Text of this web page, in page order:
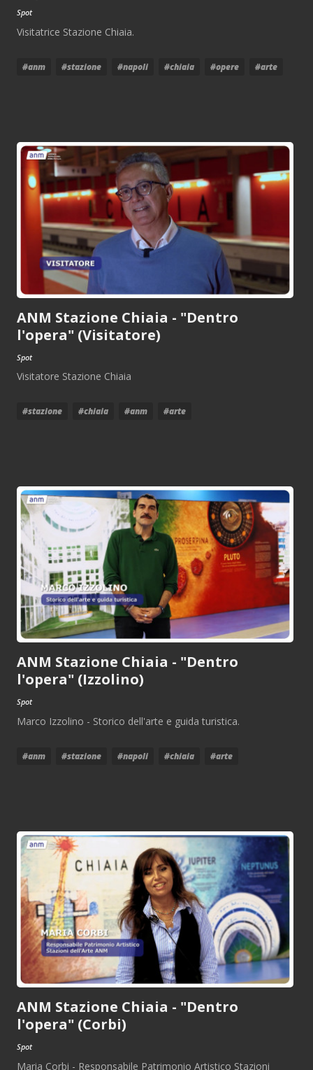
Spot
Visitatrice Stazione Chiaia.
#anm #stazione #napoli #chiaia #opere #arte
ANM Stazione Chiaia - "Dentro
l'opera" (Visitatore)
Spot
Visitatore Stazione Chiaia
#stazione #chiaia #anm #arte
ANM Stazione Chiaia - "Dentro
l'opera" (Izzolino)
Spot
Marco Izzolino - Storico dell'arte e guida turistica.
#anm #stazione #napoli #chiaia #arte
ANM Stazione Chiaia - "Dentro
l'opera" (Corbi)
Spot
Maria Corbi - Responsabile Patrimonio Artistico Stazioni